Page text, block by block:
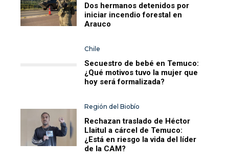
Dos hermanos detenidos por
iniciar incendio forestal en
Arauco
Chile
Secuestro de bebé en Temuco:
¿Qué motivos tuvo la mujer que
hoy será formalizada?
Región del Biobío
Rechazan traslado de Héctor
Llaitul a cárcel de Temuco:
¿Está en riesgo la vida del líder
de la CAM?